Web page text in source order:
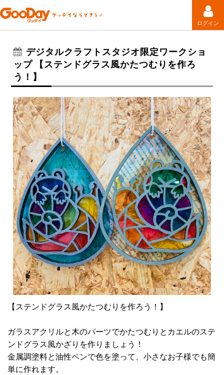
ログイン
デジタルクラフトスタジオ限定ワークショ
ップ 【ステンドグラス風かたつむりを作ろ
う！】
【ステンドグラス風かたつむりを作ろう！】
ガラスアクリルと木のパーツでかたつむりとカエルのステ
ンドグラス風かざりを作りましょう！
金属調塗料と油性ペンで色を塗って、小さなお子様でも簡
単に作れます。